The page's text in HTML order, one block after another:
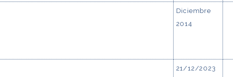
Diciembre
2014
21/12/2023